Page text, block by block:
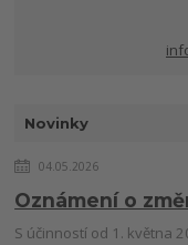
Novinky
04.05.2026
Oznámení o
S účinností od 1. května